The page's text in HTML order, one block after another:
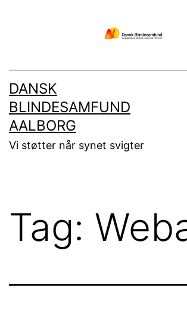
DANSK
BLINDESAMFUND
AALBORG
Vi støtter når synet svigter
Tag: